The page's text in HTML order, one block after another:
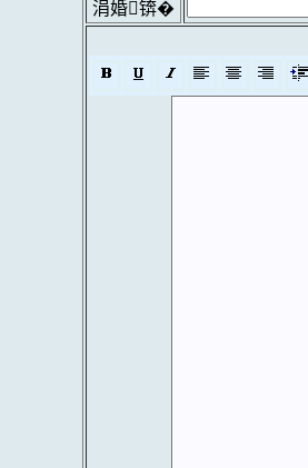
涓婚锛�